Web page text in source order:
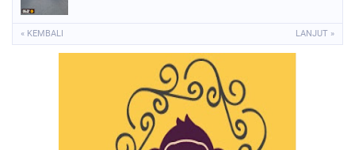
« KEMBALI LANJUT »